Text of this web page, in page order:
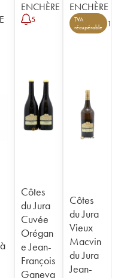
ENCHÈRE
5
Côtes
du Jura
Cuvée
Orégan
e Jean-
François
Ganeva
ENCHÈRE
TVA
récupérable
1
Côtes
du Jura
Vieux
Macvin
du Jura
Jean-